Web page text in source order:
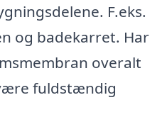
F.eks.
og badekarret. Har
overalt
fuldstændig